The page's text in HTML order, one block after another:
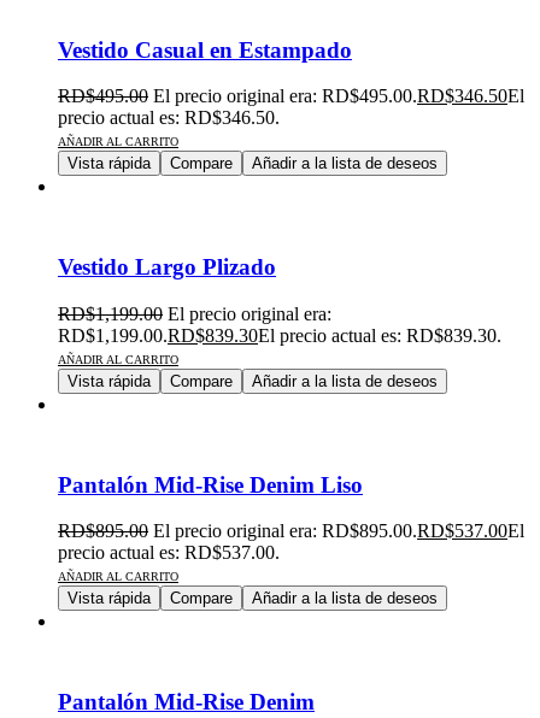
Vestido Casual en Estampado
RD$495.00 El precio original era: RD$495.00.RD$346.50El
precio actual es: RD$346.50.
AÑADIR AL CARRITO
Vista rápida Compare Añadir a la lista de deseos
Vestido Largo Plizado
RD$1,199.00 El precio original era:
RD$1,199.00.RD$839.30El precio actual es: RD$839.30.
AÑADIR AL CARRITO
Vista rápida Compare Añadir a la lista de deseos
Pantalón Mid-Rise Denim Liso
RD$895.00 El precio original era: RD$895.00.RD$537.00El
precio actual es: RD$537.00.
AÑADIR AL CARRITO
Vista rápida Compare Añadir a la lista de deseos
Pantalón Mid-Rise Denim